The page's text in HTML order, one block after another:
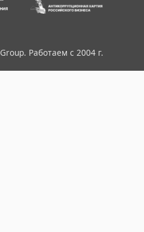
Работаем с 2004 г.